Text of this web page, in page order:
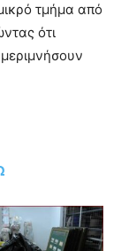
τμήμα από
ότι